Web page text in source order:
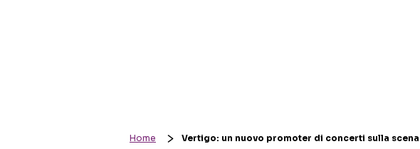
Home Vertigo: un nuovo promoter di concerti sulla